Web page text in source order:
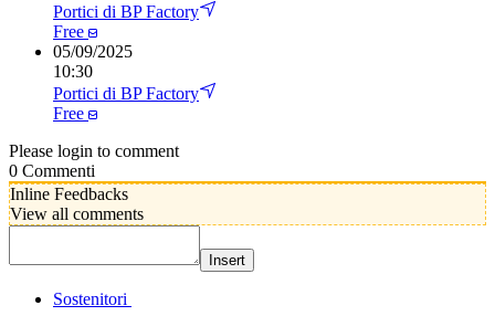
Portici di BP Factory
Free
05/09/2025
10:30
Portici di BP Factory
Free
Please login to comment
0 Commenti
Inline Feedbacks
View all comments
Insert
Sostenitori